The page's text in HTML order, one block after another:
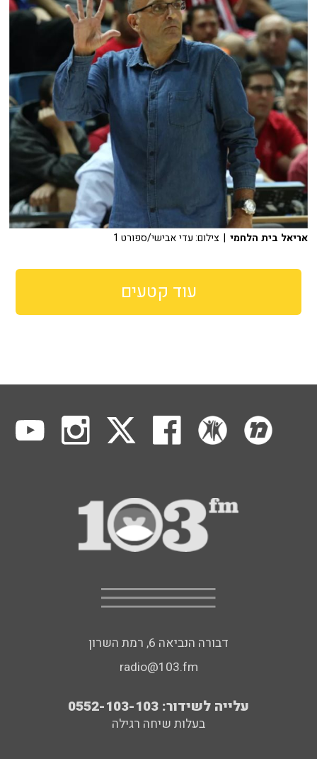
אריאל בית הלחמי | צילום: עדי אבישי/ספורט 1
עוד קטעים
דבורה הנביאה 6, רמת השרון
radio@103.fm
עלייה לשידור: 0552-103-103
בעלות שיחה רגילה